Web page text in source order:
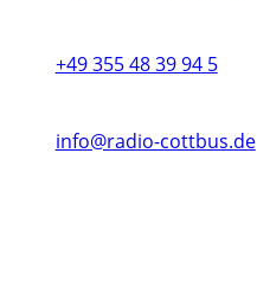
+49 355 48 39 94 5
info@radio-cottbus.de